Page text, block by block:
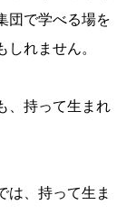
団で学べる場を
れません。
、持って生まれ
は、持って生ま